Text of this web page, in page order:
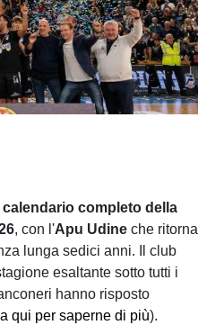
calendario completo della
, con l'Apu Udine che ritorna
lunga sedici anni. Il club
esaltante sotto tutti i
hanno risposto
qui per saperne di più).